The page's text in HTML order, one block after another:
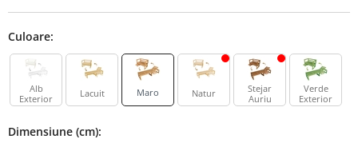
Culoare:
Alb
Exterior
Lacuit Maro Natur
Stejar
Auriu
Verde
Exterior
Dimensiune (cm):
Bufet
Comode